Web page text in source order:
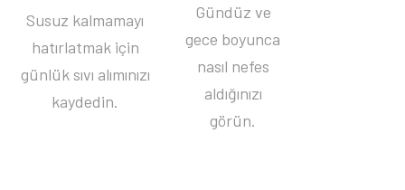
Susuz kalmamayı
hatırlatmak için
günlük sıvı alımınızı
kaydedin.
Gündüz ve
gece boyunca
nasıl nefes
aldığınızı
görün.